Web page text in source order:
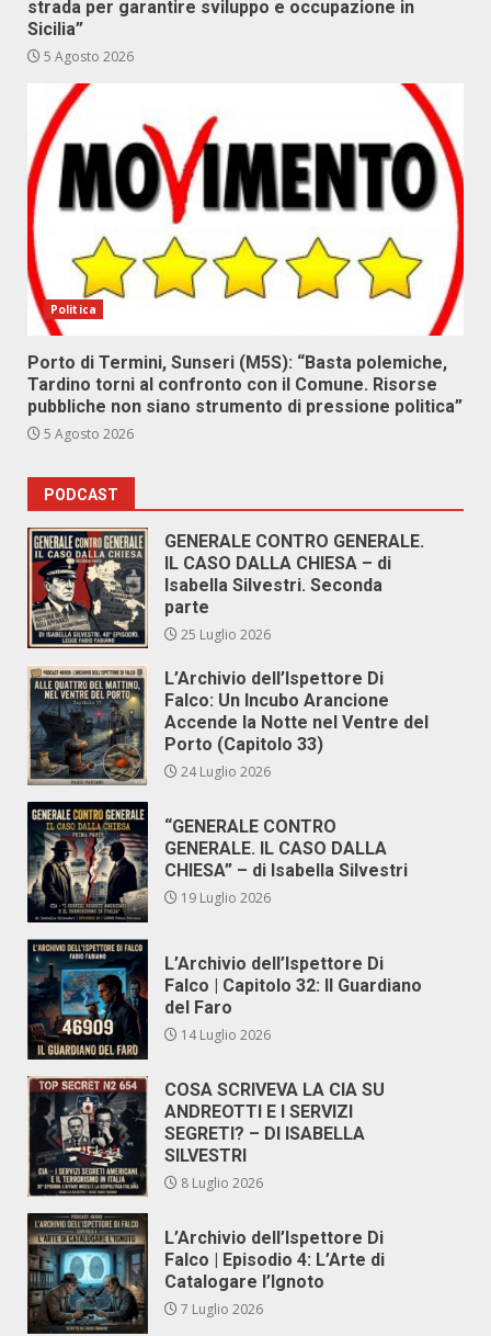
strada per garantire sviluppo e occupazione in
Sicilia”
5 Agosto 2026
Politica
Porto di Termini, Sunseri (M5S): “Basta polemiche,
Tardino torni al confronto con il Comune. Risorse
pubbliche non siano strumento di pressione politica”
5 Agosto 2026
PODCAST
GENERALE CONTRO GENERALE.
IL CASO DALLA CHIESA – di
Isabella Silvestri. Seconda
parte
25 Luglio 2026
L’Archivio dell’Ispettore Di
Falco: Un Incubo Arancione
Accende la Notte nel Ventre del
Porto (Capitolo 33)
24 Luglio 2026
“GENERALE CONTRO
GENERALE. IL CASO DALLA
CHIESA” – di Isabella Silvestri
19 Luglio 2026
L’Archivio dell’Ispettore Di
Falco | Capitolo 32: Il Guardiano
del Faro
14 Luglio 2026
COSA SCRIVEVA LA CIA SU
ANDREOTTI E I SERVIZI
SEGRETI? – DI ISABELLA
SILVESTRI
8 Luglio 2026
L’Archivio dell’Ispettore Di
Falco | Episodio 4: L’Arte di
Catalogare l’Ignoto
7 Luglio 2026